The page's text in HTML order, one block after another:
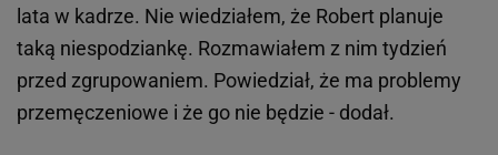
lata w kadrze. Nie wiedziałem, że Robert planuje
taką niespodziankę. Rozmawiałem z nim tydzień
przed zgrupowaniem. Powiedział, że ma problemy
przemęczeniowe i że go nie będzie - dodał.